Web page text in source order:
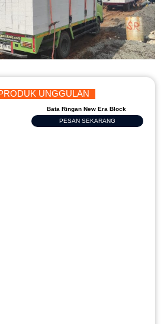
UNGGULAN
Bata Ringan New Era Block
PESAN SEKARANG